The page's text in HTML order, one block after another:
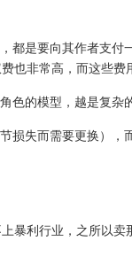
都是要向其作者支
也非常高，而这些费
的模型，越是复杂
失而需要更换），
暴利行业，之所以